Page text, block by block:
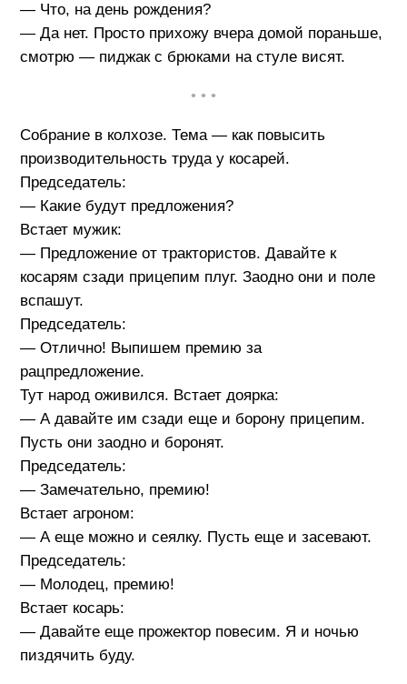
— Что, на день рождения?
— Да нет. Просто прихожу вчера домой пораньше,
смотрю — пиджак с брюками на стуле висят.
• • •
Собрание в колхозе. Тема — как повысить
производительность труда у косарей.
Председатель:
— Какие будут предложения?
Встает мужик:
— Предложение от трактористов. Давайте к
косарям сзади прицепим плуг. Заодно они и поле
вспашут.
Председатель:
— Отлично! Выпишем премию за
рацпредложение.
Тут народ оживился. Встает доярка:
— А давайте им сзади еще и борону прицепим.
Пусть они заодно и боронят.
Председатель:
— Замечательно, премию!
Встает агроном:
— А еще можно и сеялку. Пусть еще и засевают.
Председатель:
— Молодец, премию!
Встает косарь:
— Давайте еще прожектор повесим. Я и ночью
пиздячить буду.